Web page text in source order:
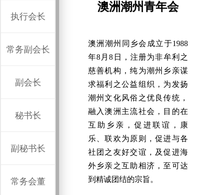
澳洲潮州青年会
澳洲潮州同乡会成立于1988
年8月8日，注册为非牟利之
慈善机构，纯为潮州乡亲谋
求福利之公益组织，为发扬
潮州文化风俗之优良传统，
融入澳洲主流社会，目的在
互助乡亲，促进联谊，康
乐、联欢为原则，促进与各
社团之友好交谊，及促进海
外乡亲之互助相济，至可达
到精诚团结的宗旨。
执行会长
常务副会长
副会长
秘书长
副秘书长
常务会董